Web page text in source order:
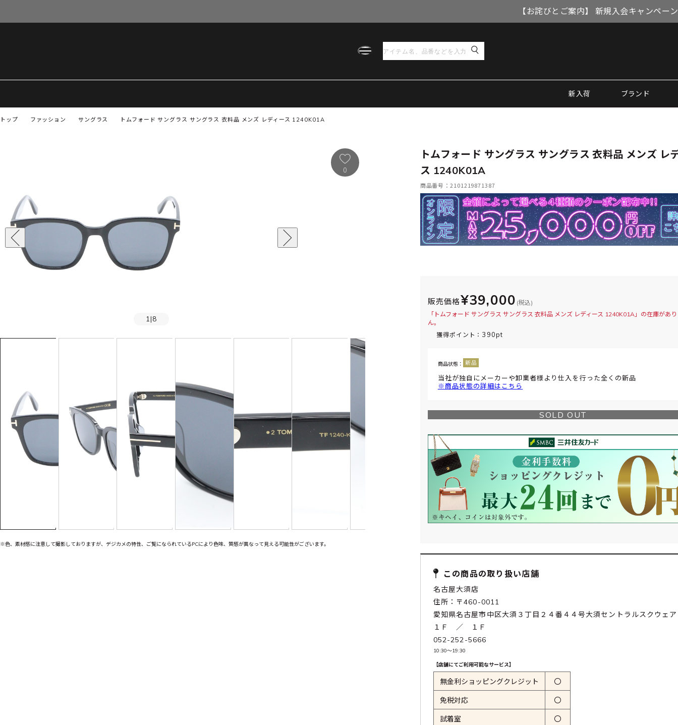
【お詫びとご案内】 新規入会キャンペ
新入荷 ブランド
トップ トムフォード サングラス サングラス 衣料品 メンズ レディース 1240K01A
ファッション サングラス
1 |8
0
※色、素材感に注意して撮影しておりますが、デジカメの特性、ご覧になられているPCにより色味、質感が異なって見える可能性がございます。
トムフォード サングラス サングラス 衣料品 メンズ レ
ス 1240K01A
商品番号：2101219871387
販売価格¥39,000 (税込)
「トムフォード サングラス サングラス 衣料品 メンズ レディース 1240K01A」の在庫があ
ん。
獲得ポイント： 390pt
商品状態：
当社が独自にメーカーや卸業者様より仕入を行った全くの新品
※商品状態の詳細はこちら
SOLD OUT
この商品の取り扱い店舗
名古屋大須店
住所：〒460-0011
愛知県名古屋市中区大須３丁目２４番４４号大須セントラルスクウェ
１Ｆ ／ １Ｆ
052-252-5666
10:30〜19:30
【店舗にてご利用可能なサービス】
無金利ショッピングクレジット 〇
免税対応 〇
試着室 〇